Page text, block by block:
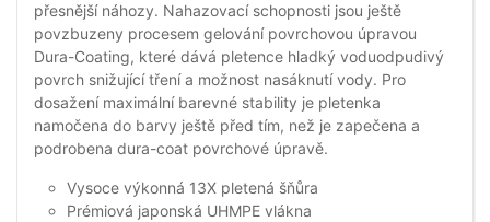
přesnější náhozy. Nahazovací schopnosti jsou ještě
povzbuzeny procesem gelování povrchovou úpravou
Dura-Coating, které dává pletence hladký voduodpudivý
povrch snižující tření a možnost nasáknutí vody. Pro
dosažení maximální barevné stability je pletenka
namočena do barvy ještě před tím, než je zapečena a
podrobena dura-coat povrchové úpravě.
Vysoce výkonná 13X pletená šňůra
Prémiová japonská UHMPE vlákna